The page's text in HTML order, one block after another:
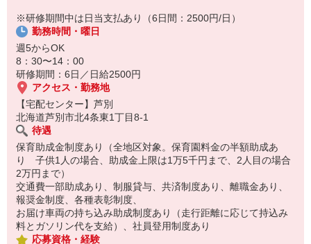
13:00 お届け修了、翌日準備、集計作業
14:30お仕事修了
☆ココがPoint☆
・保育料補助制度があります！
・家事・夕食の支度なども余裕をもってできます！
※研修期間中は日当支払あり（6日間：2500円/日）
勤務時間・曜日
週5からOK
8：30〜14：00
研修期間：6日／日給2500円
アクセス・勤務地
【宅配センター】芦別
北海道芦別市北4条東1丁目8-1
待遇
保育助成金制度あり（全地区対象。保育園料金の半額助成あ
り 子供1人の場合、助成金上限は1万5千円まで、2人目の場合
2万円まで）
交通費一部助成あり、制服貸与、共済制度あり、離職金あり、
報奨金制度、各種表彰制度、
お届け車両の持ち込み助成制度あり（走行距離に応じて持込み
料とガソリン代を支給）、社員登用制度あり
応募資格・経験